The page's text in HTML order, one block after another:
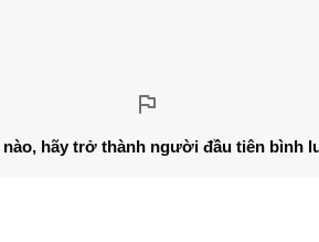
hãy trở thành người đầu tiên bình